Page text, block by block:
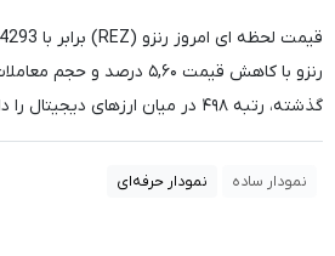
قیمت لحظه ای امروز رنزو (REZ) برابر با
رنزو با کاهش قیمت ۵,۶۰ درصد و حجم
گذشته، رتبه۴۹۸ در میان ارزهای دیجیتال را
نمودار ساده نمودار حرفه‌ای